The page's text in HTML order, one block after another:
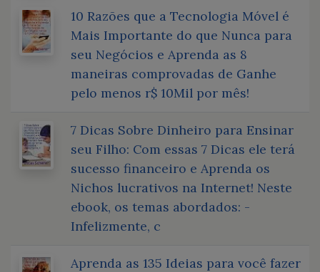
10 Razões que a Tecnologia Móvel é
Mais Importante do que Nunca para
seu Negócios e Aprenda as 8
maneiras comprovadas de Ganhe
pelo menos r$ 10Mil por mês!
7 Dicas Sobre Dinheiro para Ensinar
seu Filho: Com essas 7 Dicas ele terá
sucesso financeiro e Aprenda os
Nichos lucrativos na Internet! Neste
ebook, os temas abordados: -
Infelizmente, c
Aprenda as 135 Ideias para você fazer